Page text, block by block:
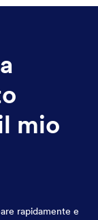
mio
rapidamente e